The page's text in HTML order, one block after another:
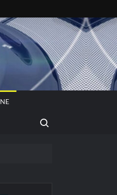
Search for: